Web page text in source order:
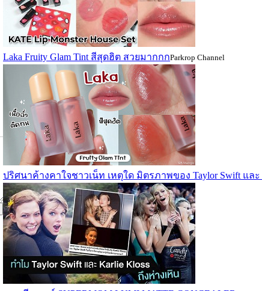
Laka Fruity Glam Tint สีสุดฮิต สวยมากกกParkrop Channel
ปริศนาค้างคาใจชาวเน็ท เหตุใด มิตรภาพของ Taylor Swift และ